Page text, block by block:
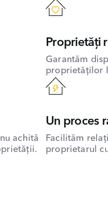
Proprietăți
Garantăm
proprietăților
achită
Un proces
Facilităm
proprietarul